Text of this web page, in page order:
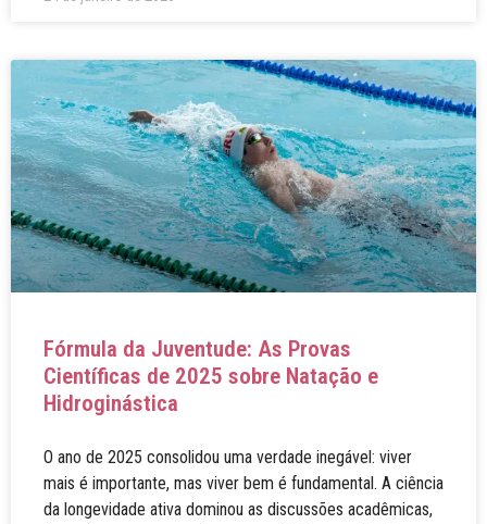
Fórmula da Juventude: As Provas
Científicas de 2025 sobre Natação e
Hidroginástica
O ano de 2025 consolidou uma verdade inegável: viver
mais é importante, mas viver bem é fundamental. A ciência
da longevidade ativa dominou as discussões acadêmicas,